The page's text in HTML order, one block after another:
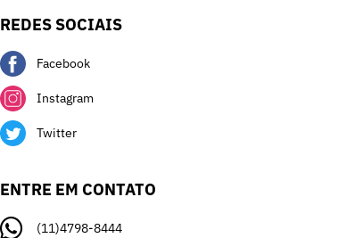
REDES SOCIAIS
Facebook
Instagram
Twitter
ENTRE EM CONTATO
(11)4798-8444